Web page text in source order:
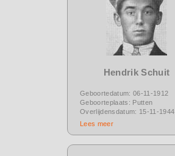
Hendrik Schuit
Geboortedatum: 06-11-1912
Geboorteplaats: Putten
Overlijdensdatum: 15-11-1944
Lees meer